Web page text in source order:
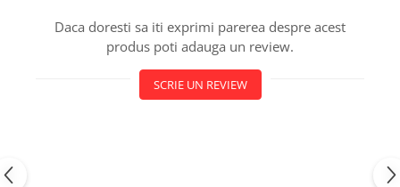
Daca doresti sa iti exprimi parerea despre acest
produs poti adauga un review.
SCRIE UN REVIEW